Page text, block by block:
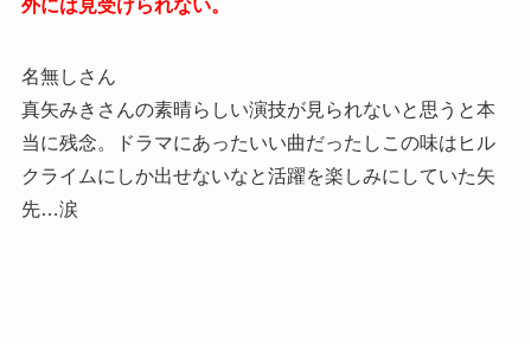
外には見受けられない。
名無しさん
真矢みきさんの素晴らしい演技が見られないと思うと本
当に残念。ドラマにあったいい曲だったしこの味はヒル
クライムにしか出せないなと活躍を楽しみにしていた矢
先…涙